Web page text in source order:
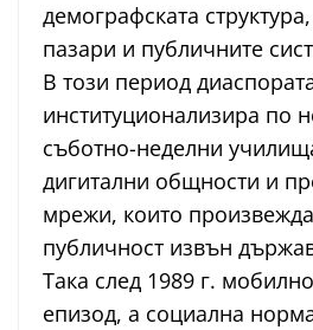
демографската
пазари и публичните
В този период
институционализира по
съботно-неделни
дигитални общности и
мрежи, които
публичност извън
Така след 1989 г.
епизод, а социална